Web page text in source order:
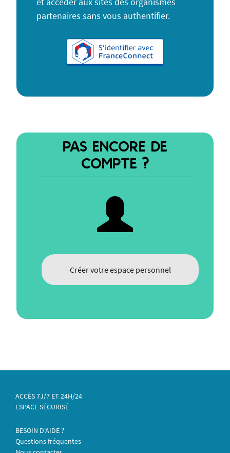
partenaires sans vous authentifier.
PAS ENCORE DE
COMPTE ?
Créer votre espace personnel
ACCÈS 7J/7 ET 24H/24
ESPACE SÉCURISÉ
BESOIN D'AIDE ?
Questions fréquentes